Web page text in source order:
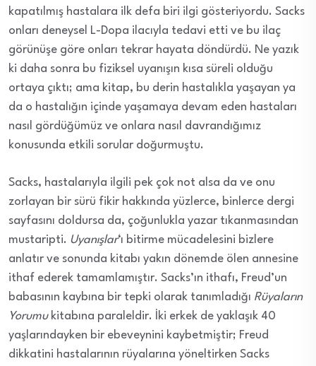
kapatılmış hastalara ilk defa biri ilgi gösteriyordu. Sacks
onları deneysel L-Dopa ilacıyla tedavi etti ve bu ilaç
görünüşe göre onları tekrar hayata döndürdü. Ne yazık
ki daha sonra bu fiziksel uyanışın kısa süreli olduğu
ortaya çıktı; ama kitap, bu derin hastalıkla yaşayan ya
da o hastalığın içinde yaşamaya devam eden hastaları
nasıl gördüğümüz ve onlara nasıl davrandığımız
konusunda etkili sorular doğurmuştu.
Sacks, hastalarıyla ilgili pek çok not alsa da ve onu
zorlayan bir sürü fikir hakkında yüzlerce, binlerce dergi
sayfasını doldursa da, çoğunlukla yazar tıkanmasından
mustaripti. Uyanışlar‘ı bitirme mücadelesini bizlere
anlatır ve sonunda kitabı yakın dönemde ölen annesine
ithaf ederek tamamlamıştır. Sacks’ın ithafı, Freud’un
babasının kaybına bir tepki olarak tanımladığı Rüyaların
Yorumu kitabına paraleldir. İki erkek de yaklaşık 40
yaşlarındayken bir ebeveynini kaybetmiştir; Freud
dikkatini hastalarının rüyalarına yöneltirken Sacks